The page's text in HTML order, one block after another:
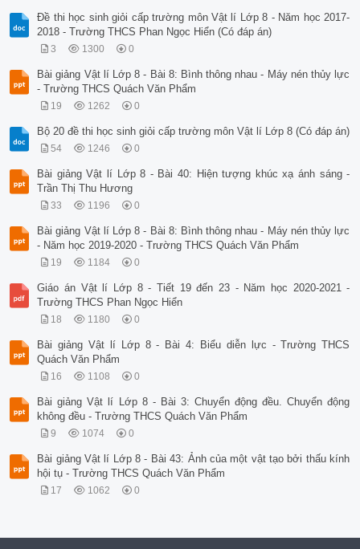
Đề thi học sinh giỏi cấp trường môn Vật lí Lớp 8 - Năm học 2017-
2018 - Trường THCS Phan Ngọc Hiển (Có đáp án)
3 1300 0
Bài giảng Vật lí Lớp 8 - Bài 8: Bình thông nhau - Máy nén thủy lực
- Trường THCS Quách Văn Phẩm
19 1262 0
Bộ 20 đề thi học sinh giỏi cấp trường môn Vật lí Lớp 8 (Có đáp án)
54 1246 0
Bài giảng Vật lí Lớp 8 - Bài 40: Hiện tượng khúc xạ ánh sáng -
Trần Thị Thu Hương
33 1196 0
Bài giảng Vật lí Lớp 8 - Bài 8: Bình thông nhau - Máy nén thủy lực
- Năm học 2019-2020 - Trường THCS Quách Văn Phẩm
19 1184 0
Giáo án Vật lí Lớp 8 - Tiết 19 đến 23 - Năm học 2020-2021 -
Trường THCS Phan Ngọc Hiển
18 1180 0
Bài giảng Vật lí Lớp 8 - Bài 4: Biểu diễn lực - Trường THCS
Quách Văn Phẩm
16 1108 0
Bài giảng Vật lí Lớp 8 - Bài 3: Chuyển động đều. Chuyển động
không đều - Trường THCS Quách Văn Phẩm
9 1074 0
Bài giảng Vật lí Lớp 8 - Bài 43: Ảnh của một vật tạo bởi thấu kính
hội tụ - Trường THCS Quách Văn Phẩm
17 1062 0